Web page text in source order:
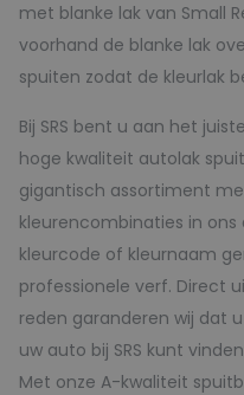
met blanke lak van Small
voorhand de blanke lak
spuiten zodat de kleurlak
Bij SRS bent u aan het
hoge kwaliteit autolak
gigantisch assortiment
kleurencombinaties in ons
kleurcode of kleurnaam
professionele verf. Direct
reden garanderen wij dat
uw auto bij SRS kunt
Met onze A-kwaliteit